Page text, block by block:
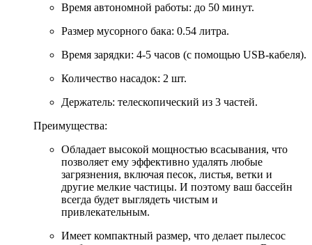
Время автономной работы: до 50 минут.
Размер мусорного бака: 0.54 литра.
Время зарядки: 4-5 часов (с помощью USB-кабеля).
Количество насадок: 2 шт.
Держатель: телескопический из 3 частей.
Преимущества:
Обладает высокой мощностью всасывания, что
позволяет ему эффективно удалять любые
загрязнения, включая песок, листья, ветки и
другие мелкие частицы. И поэтому ваш бассейн
всегда будет выглядеть чистым и
привлекательным.
Имеет компактный размер, что делает пылесос